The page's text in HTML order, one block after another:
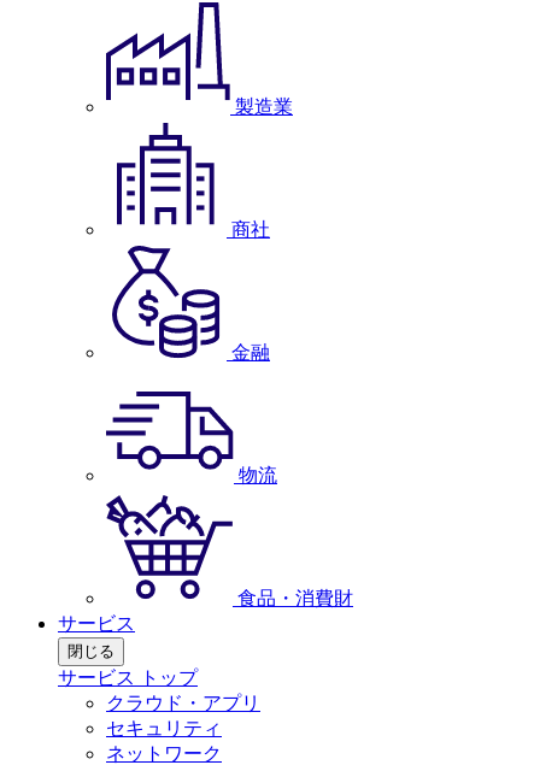
製造業
商社
金融
物流
食品・消費財
サービス
閉じる
サービス トップ
クラウド・アプリ
セキュリティ
ネットワーク